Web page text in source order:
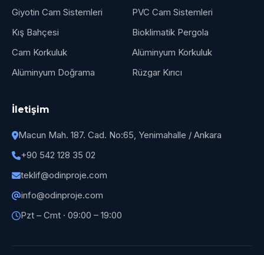
Giyotin Cam Sistemleri
PVC Cam Sistemleri
Kış Bahçesi
Bioklimatik Pergola
Cam Korkuluk
Alüminyum Korkuluk
Alüminyum Doğrama
Rüzgar Kırıcı
İletişim
Macun Mah. 187. Cad. No:65, Yenimahalle / Ankara
+90 542 128 35 02
teklif@odinproje.com
info@odinproje.com
Pzt – Cmt · 09:00 – 19:00